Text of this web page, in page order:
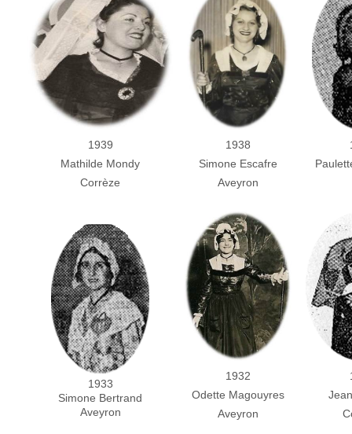
1939
Mathilde Mondy
Corrèze
1938
Simone Escafre
Aveyron
1933
Simone Bertrand
Aveyron
1932
Odette Magouyres
Aveyron